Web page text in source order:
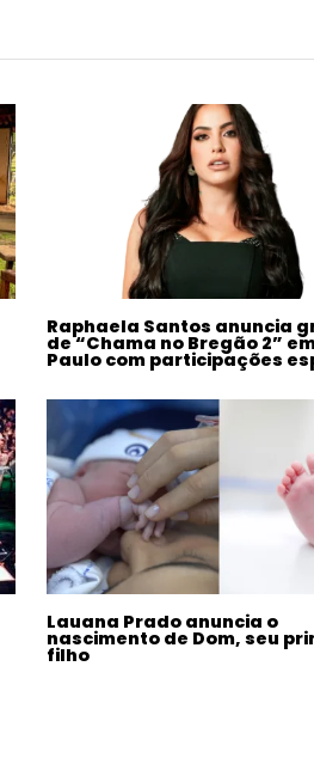
Raphaela Santos anuncia
de “Chama no Bregão 2”
Paulo com participações
Lauana Prado anuncia o
nascimento de Dom, seu
filho